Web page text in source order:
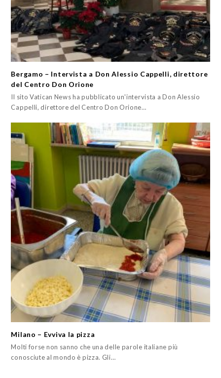
Bergamo – Intervista a Don Alessio Cappelli, direttore
del Centro Don Orione
Il sito Vatican News ha pubblicato un'intervista a Don Alessio
Cappelli, direttore del Centro Don Orione…
Milano – Evviva la pizza
Molti forse non sanno che una delle parole italiane più
conosciute al mondo è pizza. Gli…